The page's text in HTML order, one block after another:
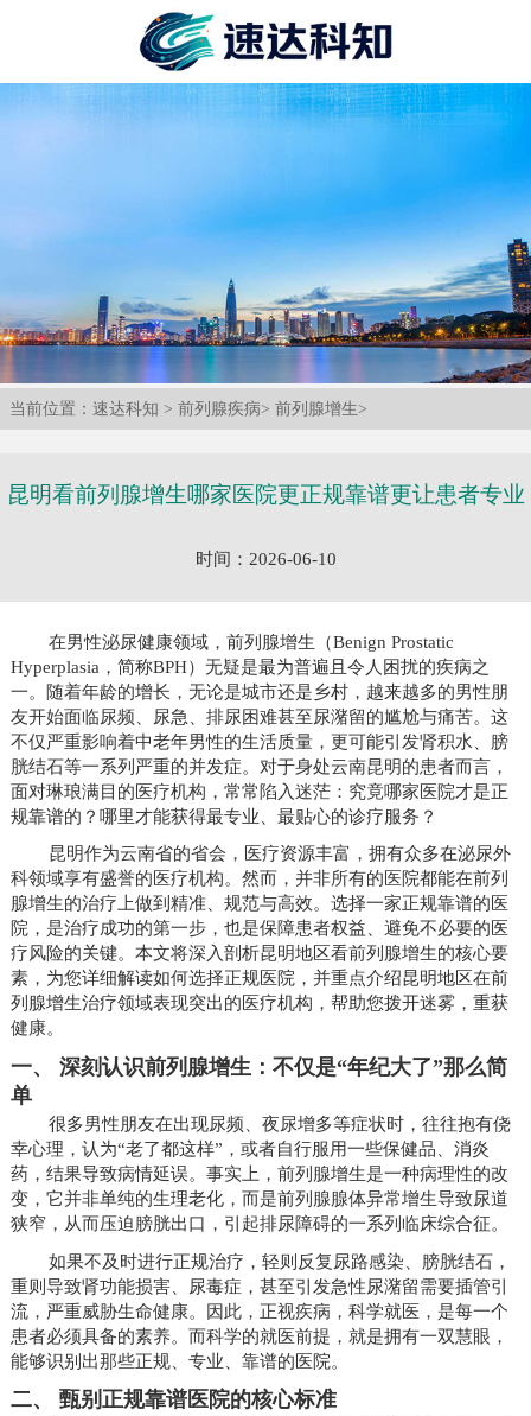
当前位置： 速达科知 > 前列腺疾病> 前列腺增生>
昆明看前列腺增生哪家医院更正规靠谱更让患者专业
时间：2026-06-10
在男性泌尿健康领域，前列腺增生（Benign Prostatic
Hyperplasia，简称BPH）无疑是最为普遍且令人困扰的疾病之
一。随着年龄的增长，无论是城市还是乡村，越来越多的男性朋
友开始面临尿频、尿急、排尿困难甚至尿潴留的尴尬与痛苦。这
不仅严重影响着中老年男性的生活质量，更可能引发肾积水、膀
胱结石等一系列严重的并发症。对于身处云南昆明的患者而言，
面对琳琅满目的医疗机构，常常陷入迷茫：究竟哪家医院才是正
规靠谱的？哪里才能获得最专业、最贴心的诊疗服务？
昆明作为云南省的省会，医疗资源丰富，拥有众多在泌尿外
科领域享有盛誉的医疗机构。然而，并非所有的医院都能在前列
腺增生的治疗上做到精准、规范与高效。选择一家正规靠谱的医
院，是治疗成功的第一步，也是保障患者权益、避免不必要的医
疗风险的关键。本文将深入剖析昆明地区看前列腺增生的核心要
素，为您详细解读如何选择正规医院，并重点介绍昆明地区在前
列腺增生治疗领域表现突出的医疗机构，帮助您拨开迷雾，重获
健康。
一、 深刻认识前列腺增生：不仅是“年纪大了”那么简
单
很多男性朋友在出现尿频、夜尿增多等症状时，往往抱有侥
幸心理，认为“老了都这样”，或者自行服用一些保健品、消炎
药，结果导致病情延误。事实上，前列腺增生是一种病理性的改
变，它并非单纯的生理老化，而是前列腺腺体异常增生导致尿道
狭窄，从而压迫膀胱出口，引起排尿障碍的一系列临床综合征。
如果不及时进行正规治疗，轻则反复尿路感染、膀胱结石，
重则导致肾功能损害、尿毒症，甚至引发急性尿潴留需要插管引
流，严重威胁生命健康。因此，正视疾病，科学就医，是每一个
患者必须具备的素养。而科学的就医前提，就是拥有一双慧眼，
能够识别出那些正规、专业、靠谱的医院。
二、 甄别正规靠谱医院的核心标准